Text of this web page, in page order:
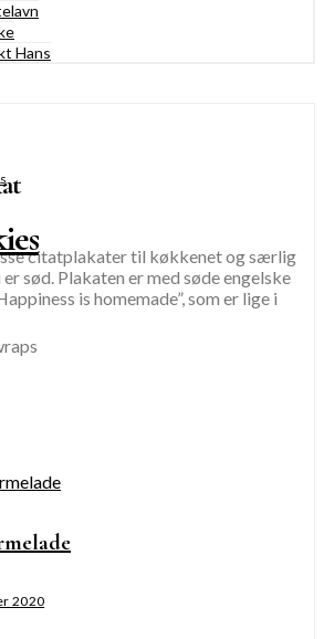
Hans
citatplakater til køkkenet og særlig
sød. Plakaten er med søde engelske
is homemade”, som er lige i
2020